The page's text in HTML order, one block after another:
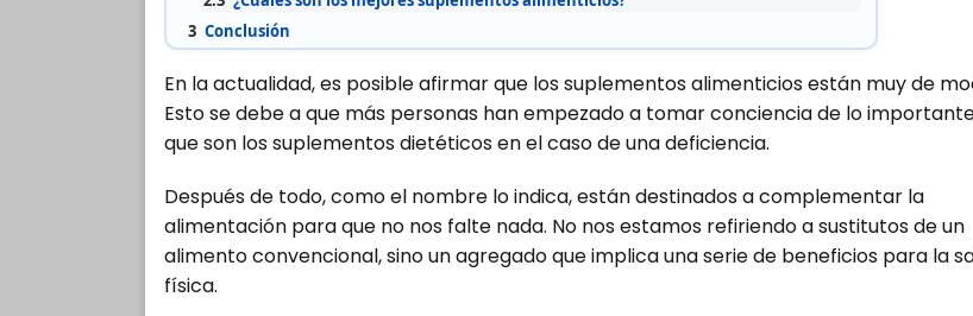
3 Conclusión
En la actualidad, es posible afirmar que los suplementos alimenticios están muy de
Esto se debe a que más personas han empezado a tomar conciencia de lo
que son los suplementos dietéticos en el caso de una deficiencia.
Después de todo, como el nombre lo indica, están destinados a complementar la
alimentación para que no nos falte nada. No nos estamos refiriendo a sustitutos de un
alimento convencional, sino un agregado que implica una serie de beneficios para la
física.